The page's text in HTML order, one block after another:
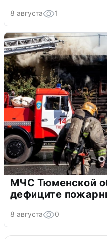
8 августа 1
МЧС Тюменской
дефиците
8 августа 0